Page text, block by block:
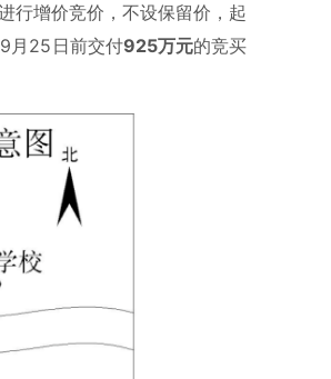
行增价竞价，不设保留价，起
月25日前交付925万元的竞买